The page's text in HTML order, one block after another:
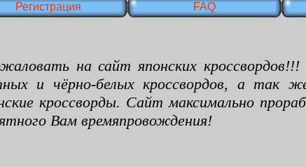
Регистрация FAQ
на сайт японских кроссвордов!!!
и чёрно-белых кроссвордов, а так
кроссворды. Сайт максимально
Вам времяпровождения!